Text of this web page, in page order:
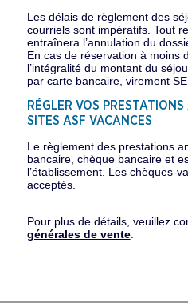
Les délais de règlement des
courriels sont impératifs. Tout
entraînera l’annulation du
En cas de réservation à moins
l’intégralité du montant du
par carte bancaire, virement
RÉGLER VOS
SITES ASF VACANCES
Le règlement des prestations
bancaire, chèque bancaire et
l’établissement. Les chèques-
acceptés.
Pour plus de détails, veuillez
générales de vente.